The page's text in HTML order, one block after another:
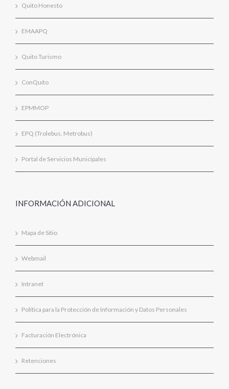
Quito Honesto
EMAAPQ
Quito Turismo
ConQuito
EPMMOP
EPQ (Trolebus, Metrobus)
Portal de Servicios Municipales
INFORMACIÓN ADICIONAL
Mapa de Sitio
Webmail
Intranet
Política para la Protección de Información y Datos Personales
Facturación Electrónica
Retenciones